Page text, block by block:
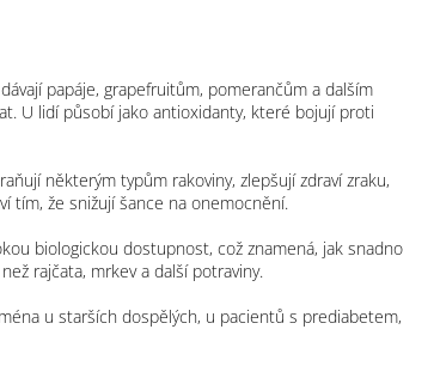
papáje, grapefruitům, pomerančům a dalším
U lidí působí jako antioxidanty, které bojují proti
některým typům rakoviny, zlepšují zdraví zraku,
tím, že snižují šance na onemocnění.
biologickou dostupnost, což znamená, jak snadno
rajčata, mrkev a další potraviny.
u starších dospělých, u pacientů s prediabetem,